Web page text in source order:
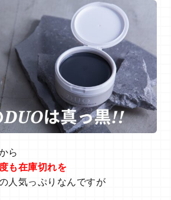
ら
も在庫切れを
人気っぷりなんですが